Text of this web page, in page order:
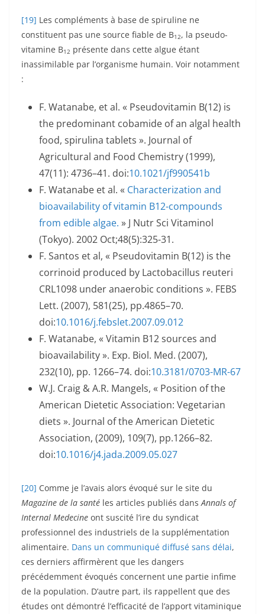
[19] Les compléments à base de spiruline ne
constituent pas une source fiable de B12, la pseudo-
vitamine B12 présente dans cette algue étant
inassimilable par l’organisme humain. Voir notamment
:
F. Watanabe, et al. « Pseudovitamin B(12) is
the predominant cobamide of an algal health
food, spirulina tablets ». Journal of
Agricultural and Food Chemistry (1999),
47(11): 4736–41. doi:10.1021/jf990541b
F. Watanabe et al. « Characterization and
bioavailability of vitamin B12-compounds
from edible algae. » J Nutr Sci Vitaminol
(Tokyo). 2002 Oct;48(5):325-31.
F. Santos et al, « Pseudovitamin B(12) is the
corrinoid produced by Lactobacillus reuteri
CRL1098 under anaerobic conditions ». FEBS
Lett. (2007), 581(25), pp.4865–70.
doi:10.1016/j.febslet.2007.09.012
F. Watanabe, « Vitamin B12 sources and
bioavailability ». Exp. Biol. Med. (2007),
232(10), pp. 1266–74. doi:10.3181/0703-MR-67
W.J. Craig & A.R. Mangels, « Position of the
American Dietetic Association: Vegetarian
diets ». Journal of the American Dietetic
Association, (2009), 109(7), pp.1266–82.
doi:10.1016/j4.jada.2009.05.027
[20] Comme je l’avais alors évoqué sur le site du
Magazine de la santé les articles publiés dans Annals of
Internal Medecine ont suscité l’ire du syndicat
professionnel des industriels de la supplémentation
alimentaire. Dans un communiqué diffusé sans délai,
ces derniers affirmèrent que les dangers
précédemment évoqués concernent une partie infime
de la population. D’autre part, ils rappellent que des
études ont démontré l’efficacité de l’apport vitaminique